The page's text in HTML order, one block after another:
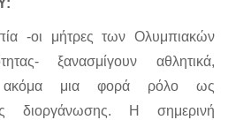
-οι μήτρες των Ολυμπιακών
ξανασμίγουν αθλητικά,
ακόμα μια φορά ρόλο ως
διοργάνωσης. Η σημερινή